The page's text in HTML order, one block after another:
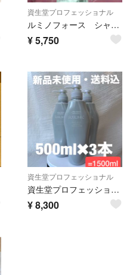
資生堂プロフェッショナル
ルミノフォース シャンプー 1800ml
¥5,750
資生堂プロフェッショナル
資生堂プロフェッショナル アデノバイタル シャンプー 500ml×3本
¥8,300